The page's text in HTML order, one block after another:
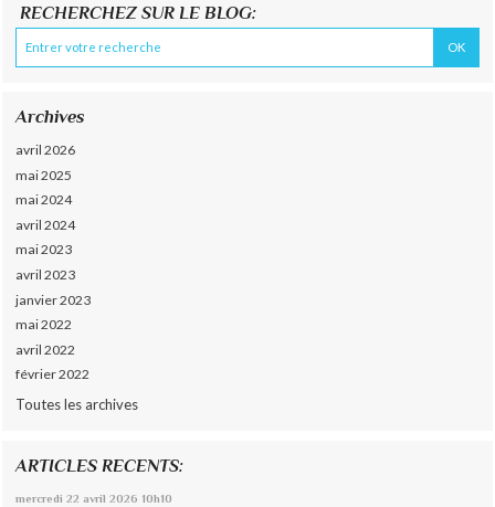
RECHERCHEZ SUR LE BLOG:
Archives
avril 2026
mai 2025
mai 2024
avril 2024
mai 2023
avril 2023
janvier 2023
mai 2022
avril 2022
février 2022
Toutes les archives
ARTICLES RECENTS:
mercredi 22 avril 2026 10h10